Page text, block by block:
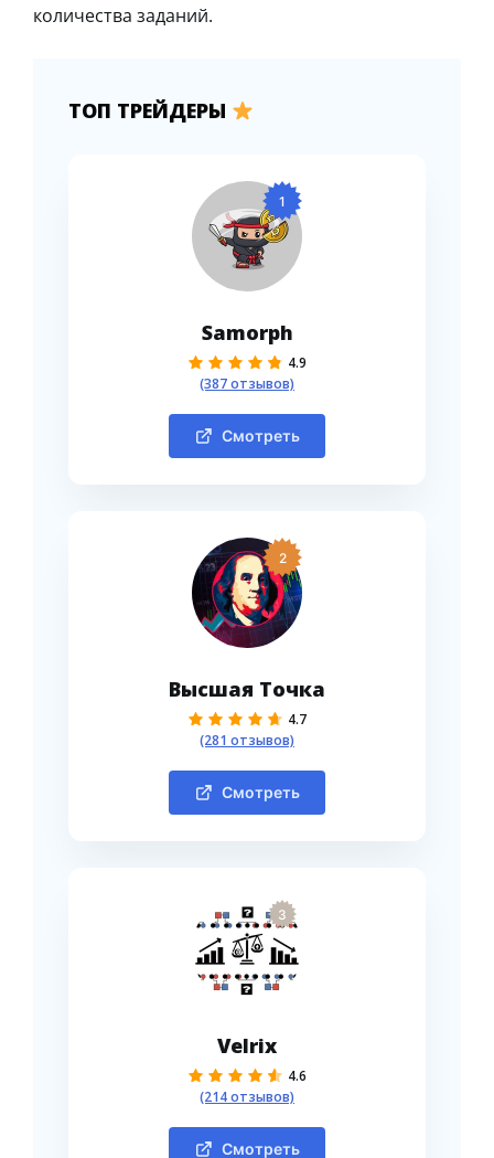
количества заданий.
ТОП ТРЕЙДЕРЫ
1
Samorph
4.9
(387 отзывов)
Смотреть
2
Высшая Точка
4.7
(281 отзывов)
Смотреть
3
Velrix
4.6
(214 отзывов)
Смотреть